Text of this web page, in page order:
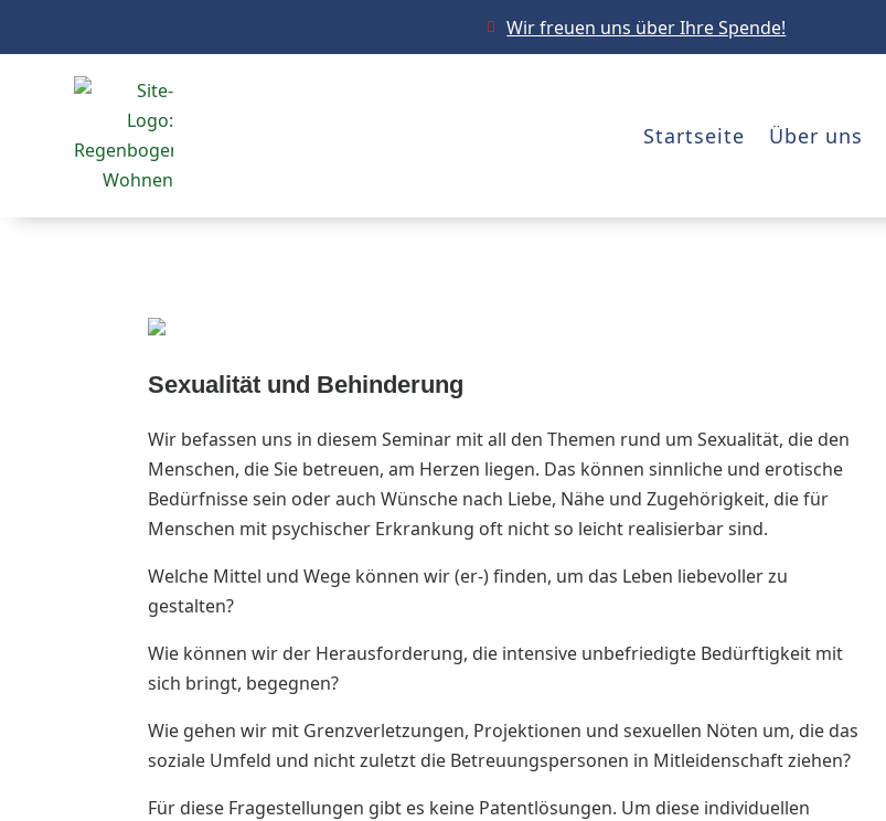
 Wir freuen uns über Ihre Spende!
Startseite Über uns
Sexualität und Behinderung
Wir befassen uns in diesem Seminar mit all den Themen rund um Sexualität, die den
Menschen, die Sie betreuen, am Herzen liegen. Das können sinnliche und erotische
Bedürfnisse sein oder auch Wünsche nach Liebe, Nähe und Zugehörigkeit, die für
Menschen mit psychischer Erkrankung oft nicht so leicht realisierbar sind.
Welche Mittel und Wege können wir (er-) finden, um das Leben liebevoller zu
gestalten?
Wie können wir der Herausforderung, die intensive unbefriedigte Bedürftigkeit mit
sich bringt, begegnen?
Wie gehen wir mit Grenzverletzungen, Projektionen und sexuellen Nöten um, die das
soziale Umfeld und nicht zuletzt die Betreuungspersonen in Mitleidenschaft ziehen?
Für diese Fragestellungen gibt es keine Patentlösungen. Um diese individuellen